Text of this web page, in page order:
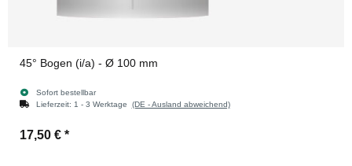
45° Bogen (i/a) - Ø 100 mm
Sofort bestellbar
Lieferzeit: 1 - 3 Werktage (DE - Ausland abweichend)
17,50 € *